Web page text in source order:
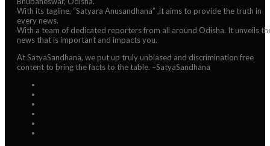
With its tagline, “Satyara Anusandhana” ,it aims to provide the truth in
every news.
With a team of dedicated reporters from all around Odisha. It unveils
news that is important and impacts you.
At SatyaSandhana, we put up truly unbiased and discrimination free
content to bring the facts to the table. –SatyaSandhana